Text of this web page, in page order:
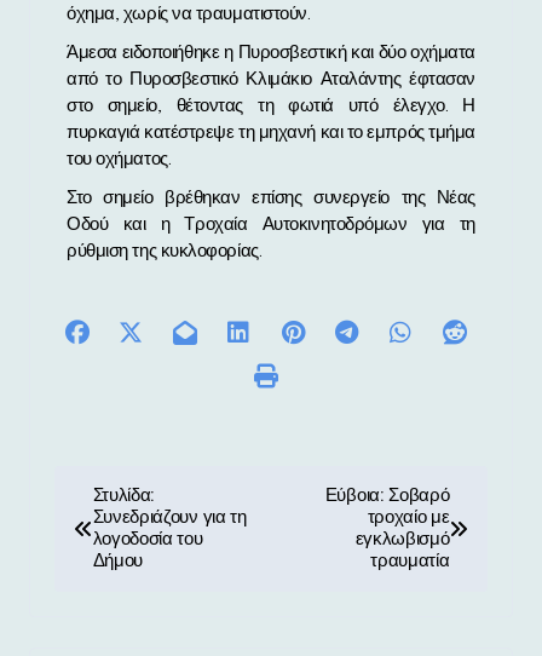
όχημα, χωρίς να τραυματιστούν.
Άμεσα ειδοποιήθηκε η Πυροσβεστική και δύο οχήματα
από το Πυροσβεστικό Κλιμάκιο Αταλάντης έφτασαν
στο σημείο, θέτοντας τη φωτιά υπό έλεγχο. Η
πυρκαγιά κατέστρεψε τη μηχανή και το εμπρός τμήμα
του οχήματος.
Στο σημείο βρέθηκαν επίσης συνεργείο της Νέας
Οδού και η Τροχαία Αυτοκινητοδρόμων για τη
ρύθμιση της κυκλοφορίας.
Στυλίδα:
Συνεδριάζουν για τη
λογοδοσία του
Δήμου
Εύβοια: Σοβαρό
τροχαίο με
εγκλωβισμό
τραυματία